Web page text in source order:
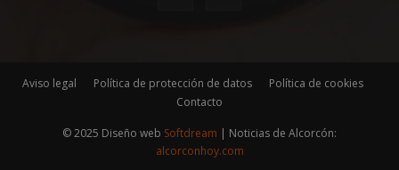
Aviso legal Política de protección de datos
Política de cookies
Contacto
© 2025 Diseño web Softdream | Noticias de Alcorcón:
alcorconhoy.com
Cookies estrictamente necesarias
Cookies de rendimiento
Cookies de preferencias
Cookies de funcionalidad